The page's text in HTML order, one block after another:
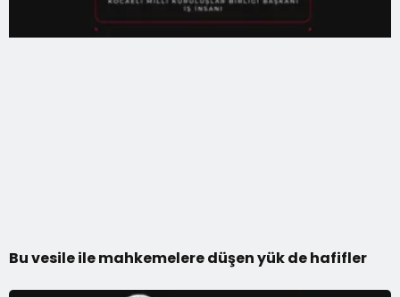
Bu vesile ile mahkemelere düşen yük de hafifler